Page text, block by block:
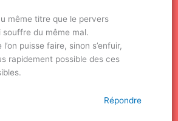
même titre que le pervers
souffre du même mal.
l’on puisse faire, sinon s’enfuir,
rapidement possible des ces
Répondre